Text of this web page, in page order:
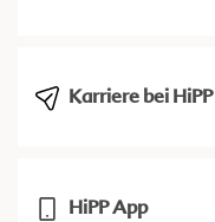
Karriere bei HiPP
HiPP App